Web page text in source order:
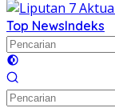
Top NewsIndeks